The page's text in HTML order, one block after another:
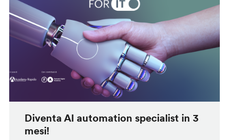
Diventa AI automation specialist in 3
mesi!